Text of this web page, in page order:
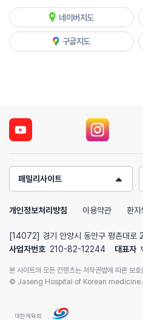
네이버지도
구글지도
패밀리사이트
개인정보처리방침 이용약관 환자
[14072] 경기 안양시 동안구 평촌대로
사업자번호 210-82-12244 대표자
본 사이트의 모든 컨텐츠는 저작권법에 따른 보호
© Jaseng Hospital of Korean medicine.
대한체육회